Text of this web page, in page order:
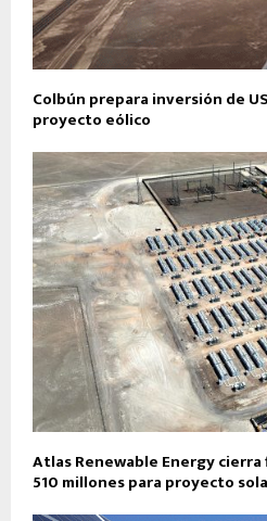
Colbún prepara inversión de
proyecto eólico
Atlas Renewable Energy
510 millones para proyecto